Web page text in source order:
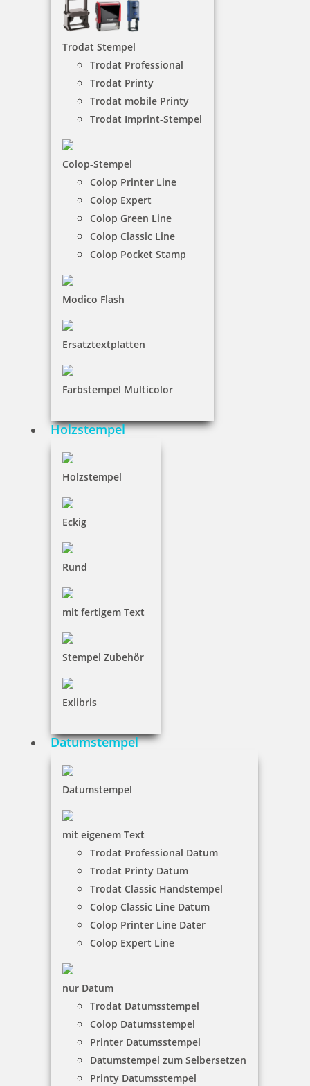
Trodat Stempel
Trodat Professional
Trodat Printy
Trodat mobile Printy
Trodat Imprint-Stempel
Colop-Stempel
Colop Printer Line
Colop Expert
Colop Green Line
Colop Classic Line
Colop Pocket Stamp
Modico Flash
Ersatztextplatten
Farbstempel Multicolor
Holzstempel
Holzstempel
Eckig
Rund
mit fertigem Text
Stempel Zubehör
Exlibris
Datumstempel
Datumstempel
mit eigenem Text
Trodat Professional Datum
Trodat Printy Datum
Trodat Classic Handstempel
Colop Classic Line Datum
Colop Printer Line Dater
Colop Expert Line
nur Datum
Trodat Datumsstempel
Colop Datumsstempel
Printer Datumsstempel
Datumstempel zum Selbersetzen
Printy Datumsstempel
NACH WUNSCHSTEMPEL FILTERN
€-
€+
7 Artikel in der Kategorie
Trodat Printy 4810 Datumstempel 20x3,8 mm Kissen schwarz
6,50 €
Trodat Printy 4810 Datumstempel 20 x 3,8 mm Kissen in Blau
Trodat Printy 4810 Datumstempel ISO 20x3,8 mm
Trodat Printy 4810 Datumstempel Englisch 20x3,8 mm
6,50 €